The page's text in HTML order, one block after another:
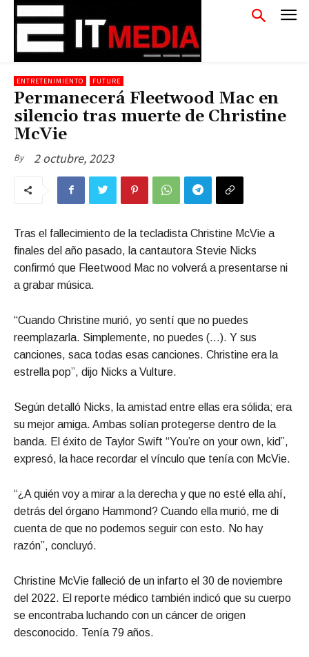
ENTRETENIMIENTO FUTURE
Permanecerá Fleetwood Mac en
silencio tras muerte de Christine
McVie
By 2 octubre, 2023
Tras el fallecimiento de la tecladista Christine McVie a
finales del año pasado, la cantautora Stevie Nicks
confirmó que Fleetwood Mac no volverá a presentarse ni
a grabar música.
“Cuando Christine murió, yo sentí que no puedes
reemplazarla. Simplemente, no puedes (…). Y sus
canciones, saca todas esas canciones. Christine era la
estrella pop”, dijo Nicks a Vulture.
Según detalló Nicks, la amistad entre ellas era sólida; era
su mejor amiga. Ambas solían protegerse dentro de la
banda. El éxito de Taylor Swift “You’re on your own, kid”,
expresó, la hace recordar el vínculo que tenía con McVie.
“¿A quién voy a mirar a la derecha y que no esté ella ahí,
detrás del órgano Hammond? Cuando ella murió, me di
cuenta de que no podemos seguir con esto. No hay
razón”, concluyó.
Christine McVie falleció de un infarto el 30 de noviembre
del 2022. El reporte médico también indicó que su cuerpo
se encontraba luchando con un cáncer de origen
desconocido. Tenía 79 años.